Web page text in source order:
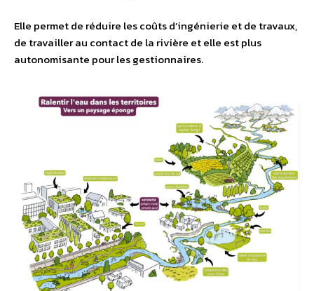
Elle permet de réduire les coûts d’ingénierie et de travaux,
de travailler au contact de la rivière et elle est plus
autonomisante pour les gestionnaires.